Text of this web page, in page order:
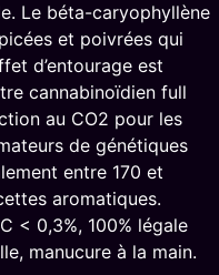
Le béta-caryophyllène
et poivrées qui
d’entourage est
cannabinoïdien full
au CO2 pour les
de génétiques
entre 170 et
aromatiques.
< 0,3%, 100% légale
manucure à la main.